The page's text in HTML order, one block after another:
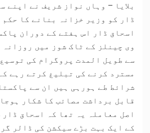
بلایا – وہاں نواز شریف نے اپنے
ڈار کو وزیر خزانہ بنانے کا
اسحاق ڈار اس ہفتے کے دوران
وی چینلز کے ٹاک شوز میں
سے طویل المدت پروگرام کی
مسترد کرنے کی تبلیغ کرتے رہے
شرائط طے ہورہی ہیں ان سے
قابل برداشت مصائب کا شکار
اصل معاملہ یہ تھا کہ اسحاق
کے ایک بہت بڑے سیکشن کی ڈالر